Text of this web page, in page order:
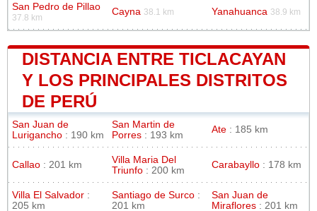
San Pedro de Pillao
37.8 km
Cayna 38.1 km Yanahuanca 38.9 km
DISTANCIA ENTRE TICLACAYAN
Y LOS PRINCIPALES DISTRITOS
DE PERÚ
San Juan de
Lurigancho : 190 km
San Martin de
Porres : 193 km
Ate : 185 km
Callao : 201 km
Villa Maria Del
Triunfo : 200 km
Carabayllo : 178 km
Villa El Salvador :
205 km
Santiago de Surco :
201 km
San Juan de
Miraflores : 201 km